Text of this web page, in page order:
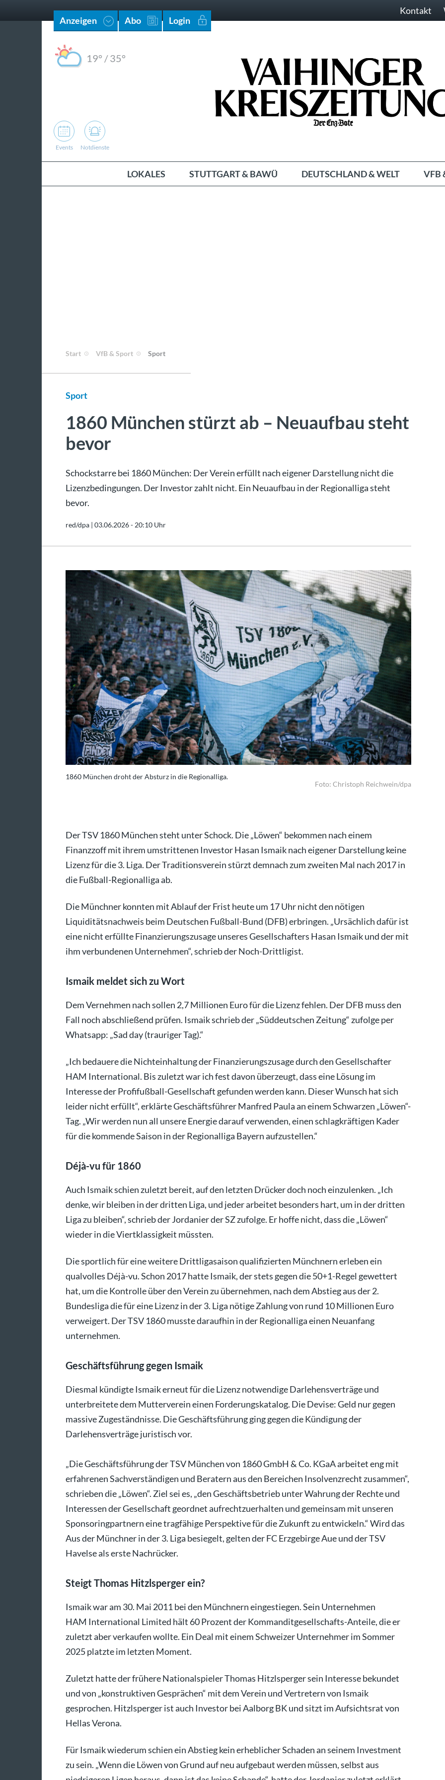
Anzeigen Abo Login
Kontakt
19° /35°
Events Notdienste
LOKALES STUTTGART & BAWÜ DEUTSCHLAND & WELT VFB
Start VfB & Sport Sport
Sport
1860 München stürzt ab – Neuaufbau steht
bevor
Schockstarre bei 1860 München: Der Verein erfüllt nach eigener Darstellung nicht die
Lizenzbedingungen. Der Investor zahlt nicht. Ein Neuaufbau in der Regionalliga steht
bevor.
red/dpa | 03.06.2026 - 20:10 Uhr
1860 München droht der Absturz in die Regionalliga.
Foto: Christoph Reichwein/dpa
Der TSV 1860 München steht unter Schock. Die „Löwen“ bekommen nach einem
Finanzzoff mit ihrem umstrittenen Investor Hasan Ismaik nach eigener Darstellung keine
Lizenz für die 3. Liga. Der Traditionsverein stürzt demnach zum zweiten Mal nach 2017 in
die Fußball-Regionalliga ab.
Die Münchner konnten mit Ablauf der Frist heute um 17 Uhr nicht den nötigen
Liquiditätsnachweis beim Deutschen Fußball-Bund (DFB) erbringen. „Ursächlich dafür ist
eine nicht erfüllte Finanzierungszusage unseres Gesellschafters Hasan Ismaik und der mit
ihm verbundenen Unternehmen“, schrieb der Noch-Drittligist.
Ismaik meldet sich zu Wort
Dem Vernehmen nach sollen 2,7 Millionen Euro für die Lizenz fehlen. Der DFB muss den
Fall noch abschließend prüfen. Ismaik schrieb der „Süddeutschen Zeitung“ zufolge per
Whatsapp: „Sad day (trauriger Tag).“
„Ich bedauere die Nichteinhaltung der Finanzierungszusage durch den Gesellschafter
HAM International. Bis zuletzt war ich fest davon überzeugt, dass eine Lösung im
Interesse der Profifußball-Gesellschaft gefunden werden kann. Dieser Wunsch hat sich
leider nicht erfüllt“, erklärte Geschäftsführer Manfred Paula an einem Schwarzen „Löwen“-
Tag. „Wir werden nun all unsere Energie darauf verwenden, einen schlagkräftigen Kader
für die kommende Saison in der Regionalliga Bayern aufzustellen.“
Déjà-vu für 1860
Auch Ismaik schien zuletzt bereit, auf den letzten Drücker doch noch einzulenken. „Ich
denke, wir bleiben in der dritten Liga, und jeder arbeitet besonders hart, um in der dritten
Liga zu bleiben“, schrieb der Jordanier der SZ zufolge. Er hoffe nicht, dass die „Löwen“
wieder in die Viertklassigkeit müssten.
Die sportlich für eine weitere Drittligasaison qualifizierten Münchnern erleben ein
qualvolles Déjà-vu. Schon 2017 hatte Ismaik, der stets gegen die 50+1-Regel gewettert
hat, um die Kontrolle über den Verein zu übernehmen, nach dem Abstieg aus der 2.
Bundesliga die für eine Lizenz in der 3. Liga nötige Zahlung von rund 10 Millionen Euro
verweigert. Der TSV 1860 musste daraufhin in der Regionalliga einen Neuanfang
unternehmen.
Geschäftsführung gegen Ismaik
Diesmal kündigte Ismaik erneut für die Lizenz notwendige Darlehensverträge und
unterbreitete dem Mutterverein einen Forderungskatalog. Die Devise: Geld nur gegen
massive Zugeständnisse. Die Geschäftsführung ging gegen die Kündigung der
Darlehensverträge juristisch vor.
„Die Geschäftsführung der TSV München von 1860 GmbH & Co. KGaA arbeitet eng mit
erfahrenen Sachverständigen und Beratern aus den Bereichen Insolvenzrecht zusammen“,
schrieben die „Löwen“. Ziel sei es, „den Geschäftsbetrieb unter Wahrung der Rechte und
Interessen der Gesellschaft geordnet aufrechtzuerhalten und gemeinsam mit unseren
Sponsoringpartnern eine tragfähige Perspektive für die Zukunft zu entwickeln.“ Wird das
Aus der Münchner in der 3. Liga besiegelt, gelten der FC Erzgebirge Aue und der TSV
Havelse als erste Nachrücker.
Steigt Thomas Hitzlsperger ein?
Ismaik war am 30. Mai 2011 bei den Münchnern eingestiegen. Sein Unternehmen
HAM International Limited hält 60 Prozent der Kommanditgesellschafts-Anteile, die er
zuletzt aber verkaufen wollte. Ein Deal mit einem Schweizer Unternehmer im Sommer
2025 platzte im letzten Moment.
Zuletzt hatte der frühere Nationalspieler Thomas Hitzlsperger sein Interesse bekundet
und von „konstruktiven Gesprächen“ mit dem Verein und Vertretern von Ismaik
gesprochen. Hitzlsperger ist auch Investor bei Aalborg BK und sitzt im Aufsichtsrat von
Hellas Verona.
Für Ismaik wiederum schien ein Abstieg kein erheblicher Schaden an seinem Investment
zu sein. „Wenn die Löwen von Grund auf neu aufgebaut werden müssen, selbst aus